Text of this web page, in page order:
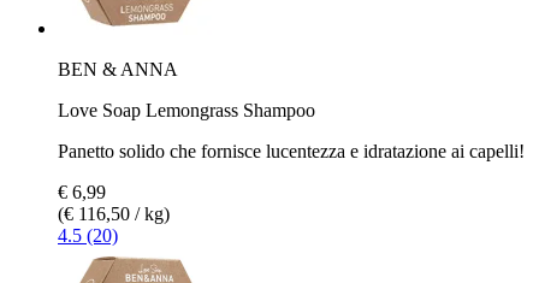
BEN & ANNA
Love Soap Lemongrass Shampoo
Panetto solido che fornisce lucentezza e idratazione ai capelli!
€ 6,99
(€ 116,50 / kg)
4.5 (20)